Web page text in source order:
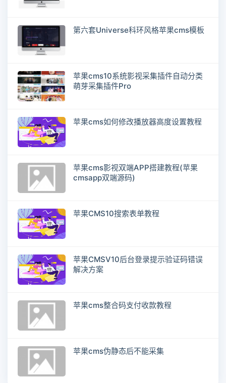
第六套Universe科环风格苹果cms模板
苹果cms10系统影视采集插件自动分类
萌芽采集插件Pro
苹果cms如何修改播放器高度设置教程
苹果cms影视双端APP搭建教程(苹果
cmsapp双端源码)
苹果CMS10搜索表单教程
苹果CMSV10后台登录提示验证码错误
解决方案
苹果cms整合码支付收款教程
苹果cms伪静态后不能采集